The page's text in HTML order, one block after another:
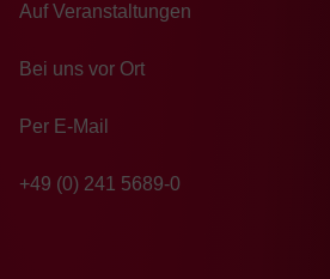
Auf Veranstaltungen
Bei uns vor Ort
Per E-Mail
+49 (0) 241 5689-0